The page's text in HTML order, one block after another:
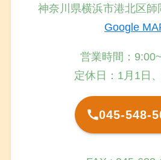
神奈川県横浜市港北区
Google
営業時間：
定休日：1月1日
045-548-